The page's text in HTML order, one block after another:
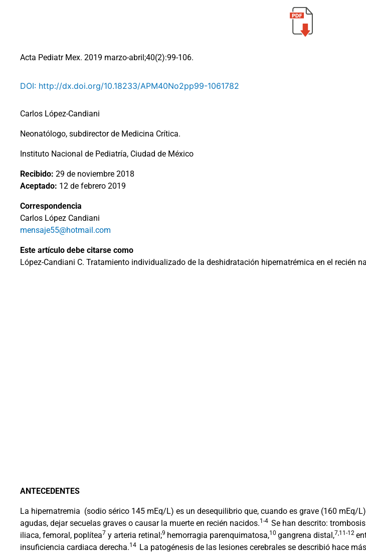
Acta Pediatr Mex. 2019 marzo-abril;40(2):99-106.
DOI: http://dx.doi.org/10.18233/APM40No2pp99-1061782
Carlos López-Candiani
Neonatólogo, subdirector de Medicina Crítica.
Instituto Nacional de Pediatría, Ciudad de México
Recibido: 29 de noviembre 2018
Aceptado: 12 de febrero 2019
Correspondencia
Carlos López Candiani
mensaje55@hotmail.com
Este artículo debe citarse como
López-Candiani C. Tratamiento individualizado de la deshidratación hipernatrémica en el recién
ANTECEDENTES
La hipernatremia (sodio sérico 145 mEq/L) es un desequilibrio que, cuando es grave (160 mEq/
agudas, dejar secuelas graves o causar la muerte en recién nacidos.1-4 Se han descrito:
iliaca, femoral, poplítea7 y arteria retinal;9 hemorragia parenquimatosa,10 gangrena distal,7,11-12
insuficiencia cardiaca derecha.14 La patogénesis de las lesiones cerebrales se describió hace